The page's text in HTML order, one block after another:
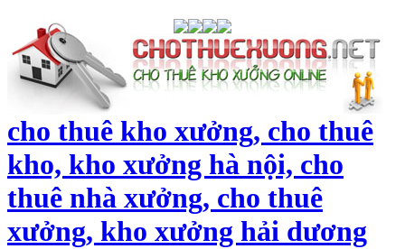
cho thuê kho xưởng, cho thuê
kho, kho xưởng hà nội, cho
thuê nhà xưởng, cho thuê
xưởng, kho xưởng hải dương